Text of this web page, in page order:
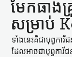
មែកធាង​គ្
សម្រាប់
ទាំងនេះ​គឺជា​បុព្វការី
ដែល​អាចជា​បុព្វការីជ